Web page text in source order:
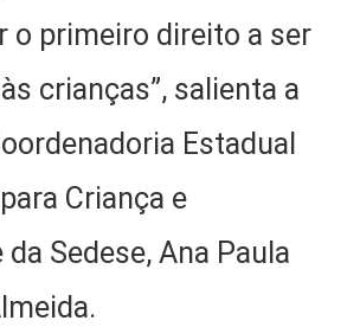
o primeiro direito a ser
crianças”, salienta a
Estadual
Criança e
Sedese, Ana Paula